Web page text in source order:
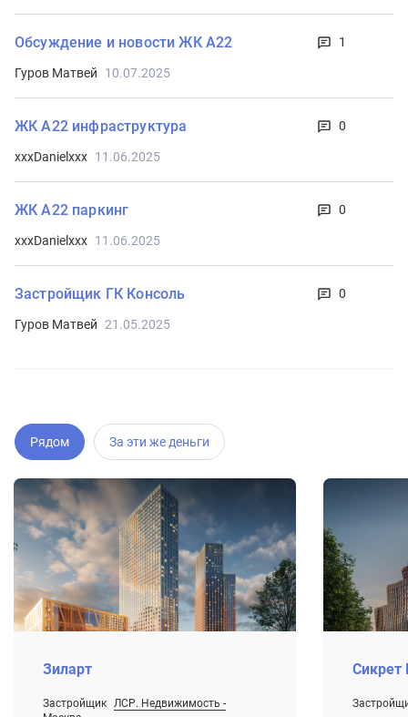
Обсуждение и новости ЖК А22 1
Гуров Матвей 10.07.2025
ЖК А22 инфраструктура 0
xxxDanielxxx 11.06.2025
ЖК А22 паркинг 0
xxxDanielxxx 11.06.2025
Застройщик ГК Консоль 0
Гуров Матвей 21.05.2025
Рядом За эти же деньги
Зиларт
Застройщик ЛСР. Недвижимость -
Сикрет